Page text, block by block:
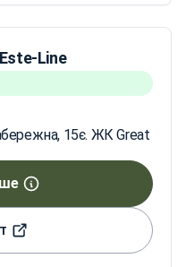
Line
15є. ЖК Great